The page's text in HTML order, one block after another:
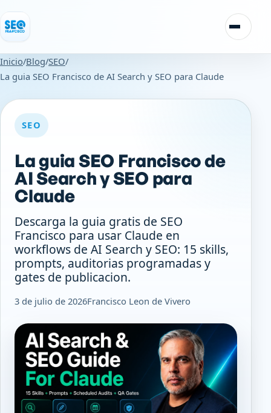
Saltar al contenido
Alternar
Inicio/Blog/SEO/
La guia SEO Francisco de AI Search y SEO para Claude
SEO
La guia SEO Francisco de
AI Search y SEO para
Claude
Descarga la guia gratis de SEO
Francisco para usar Claude en
workflows de AI Search y SEO: 15 skills,
prompts, auditorias programadas y
gates de publicacion.
3 de julio de 2026Francisco Leon de Vivero